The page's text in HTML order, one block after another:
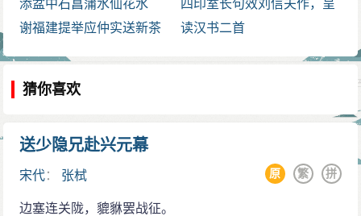
添盆中石菖蒲水仙花水
四印室长句效刘信夫作，呈
信夫
谢福建提举应仲实送新茶 读汉书二首
猜你喜欢
送少隐兄赴兴元幕
宋代： 张栻 拼
繁
原
边塞连关陇，貔貅罢战征。